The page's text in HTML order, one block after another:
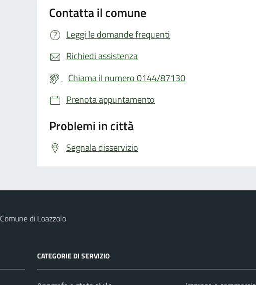
Contatta il comune
Leggi le domande frequenti
Richiedi assistenza
Chiama il numero 0144/87130
Prenota appuntamento
Problemi in città
Segnala disservizio
Comune di Loazzolo
CATEGORIE DI SERVIZIO